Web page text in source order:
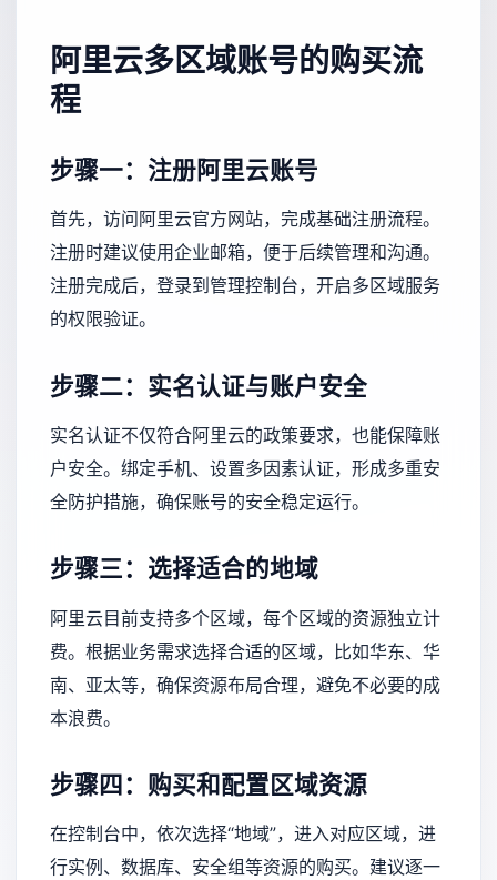
阿里云多区域账号的购买流
程
步骤一：注册阿里云账号
首先，访问阿里云官方网站，完成基础注册流程。
注册时建议使用企业邮箱，便于后续管理和沟通。
注册完成后，登录到管理控制台，开启多区域服务
的权限验证。
步骤二：实名认证与账户安全
实名认证不仅符合阿里云的政策要求，也能保障账
户安全。绑定手机、设置多因素认证，形成多重安
全防护措施，确保账号的安全稳定运行。
步骤三：选择适合的地域
阿里云目前支持多个区域，每个区域的资源独立计
费。根据业务需求选择合适的区域，比如华东、华
南、亚太等，确保资源布局合理，避免不必要的成
本浪费。
步骤四：购买和配置区域资源
在控制台中，依次选择“地域”，进入对应区域，进
行实例、数据库、安全组等资源的购买。建议逐一